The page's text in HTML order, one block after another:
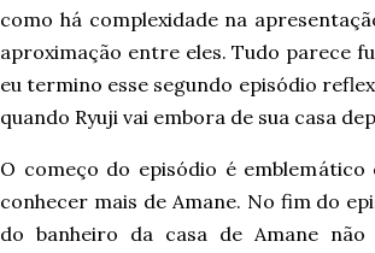
como há complexidade na
aproximação entre eles. Tudo parece
eu termino esse segundo episódio
quando Ryuji vai embora de sua casa
O começo do episódio é
conhecer mais de Amane. No fim do
do banheiro da casa de Amane não